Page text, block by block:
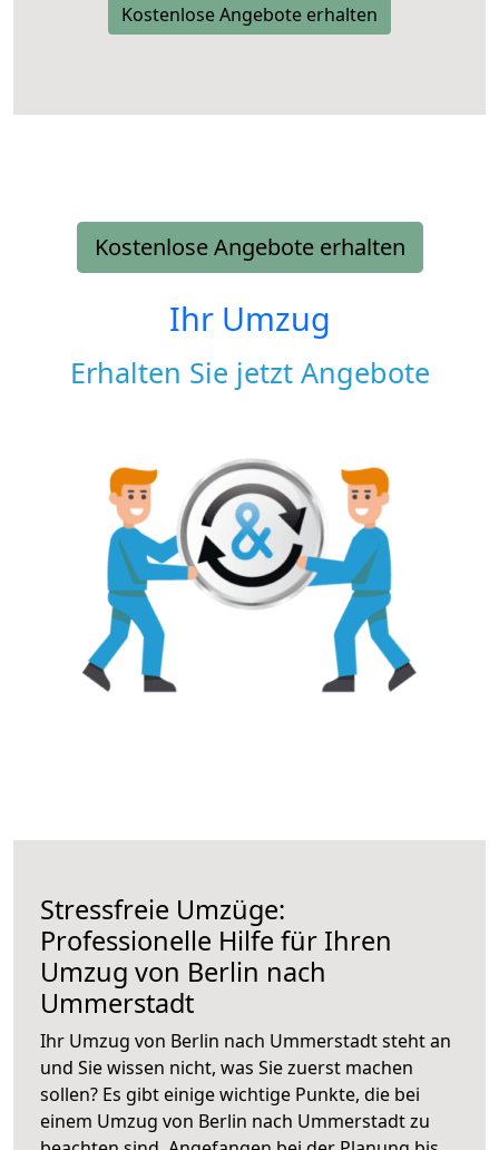
Kostenlose Angebote erhalten
Kostenlose Angebote erhalten
Ihr Umzug
Erhalten Sie jetzt Angebote
Stressfreie Umzüge:
Professionelle Hilfe für Ihren
Umzug von Berlin nach
Ummerstadt
Ihr Umzug von Berlin nach Ummerstadt steht an
und Sie wissen nicht, was Sie zuerst machen
sollen? Es gibt einige wichtige Punkte, die bei
einem Umzug von Berlin nach Ummerstadt zu